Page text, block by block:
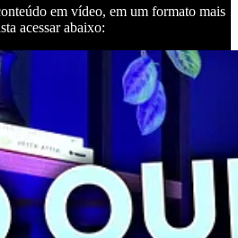
em vídeo, em um formato mais
acessar abaixo: